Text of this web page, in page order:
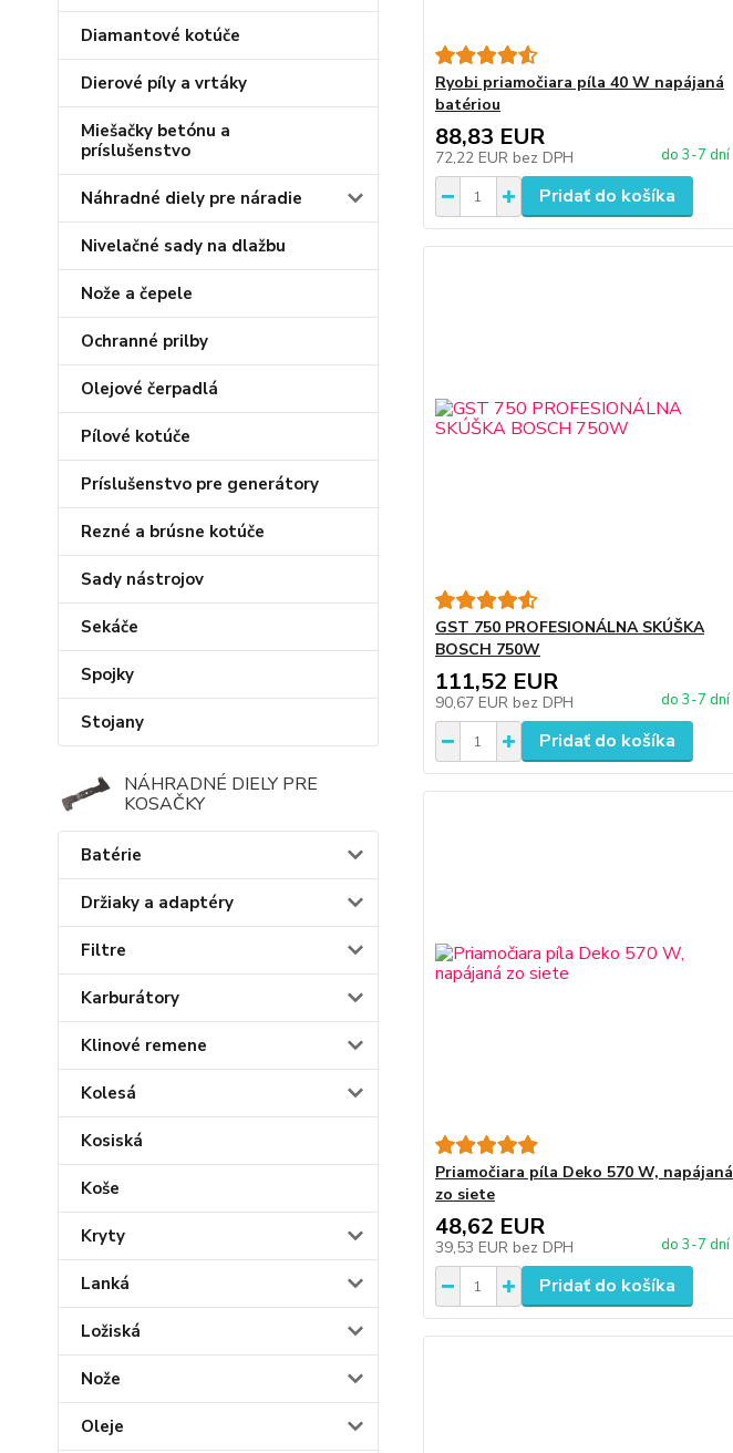
Diamantové kotúče
Dierové píly a vrtáky
Miešačky betónu a
príslušenstvo
Náhradné diely pre náradie
Nivelačné sady na dlažbu
Nože a čepele
Ochranné prilby
Olejové čerpadlá
Pílové kotúče
Príslušenstvo pre generátory
Rezné a brúsne kotúče
Sady nástrojov
Sekáče
Spojky
Stojany
NÁHRADNÉ DIELY PRE
KOSAČKY
Batérie
Držiaky a adaptéry
Filtre
Karburátory
Klinové remene
Kolesá
Kosiská
Koše
Kryty
Lanká
Ložiská
Nože
Oleje
Ryobi priamočiara píla 40 W napájaná
batériou
88,83 EUR
72,22 EUR bez DPH do 3-7 dní
Pridať do košíka
GST 750 PROFESIONÁLNA SKÚŠKA
BOSCH 750W
111,52 EUR
90,67 EUR bez DPH do 3-7 dní
Pridať do košíka
Priamočiara píla Deko 570 W, napájaná
zo siete
48,62 EUR
39,53 EUR bez DPH do 3-7 dní
Pridať do košíka